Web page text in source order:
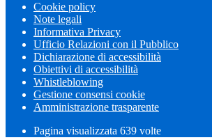
Cookie policy
Note legali
Informativa Privacy
Ufficio Relazioni con il Pubblico
Dichiarazione di accessibilità
Obiettivi di accessibilità
Whistleblowing
Gestione consensi cookie
Amministrazione trasparente
Pagina visualizzata 639 volte